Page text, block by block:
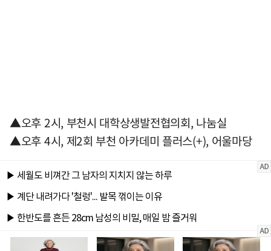
▲오후 2시, 부천시 대학상생발전협의회, 나눔실
▲오후 4시, 제2회 부천 아카데미 플러스(+), 어울마당